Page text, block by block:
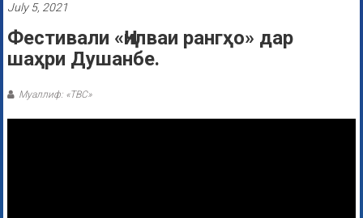
July 5, 2021
Фестивали «Ҷилваи рангҳо» дар
шаҳри Душанбе.
Муаллиф: «ТВС»